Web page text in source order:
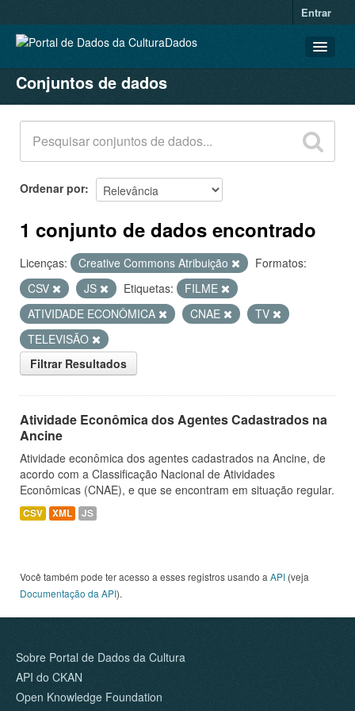
Entrar
CONJUNTOS DE DADOS
ORGANIZAÇÕES
GRUPOS
SOBRE
Conjuntos de dados
Ordenar por
1 conjunto de dados encontrado
Licenças: Creative Commons Atribuição
Formatos:
CSV
JS Etiquetas:
FILME
ATIVIDADE ECONÔMICA
CNAE
TV
TELEVISÃO
Filtrar Resultados
Atividade Econômica dos Agentes Cadastrados na
Ancine
Atividade econômica dos agentes cadastrados na Ancine, de
acordo com a Classificação Nacional de Atividades
Econômicas (CNAE), e que se encontram em situação regular.
CSV XML JS
Você também pode ter acesso a esses registros usando a API (veja
Documentação da API).
Sobre Portal de Dados da Cultura
API do CKAN
Open Knowledge Foundation